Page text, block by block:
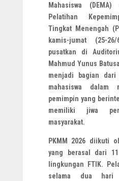
Mahasiswa
Pelatihan
Tingkat Menengah
kamis-jumat (25-
pusatkan di
Mahmud Yunus
menjadi bagian
mahasiswa dalam
pemimpin yang
memiliki jiwa
masyarakat.
PKMM 2026 diikuti
yang berasal dari
lingkungan FTIK.
selama dua hari